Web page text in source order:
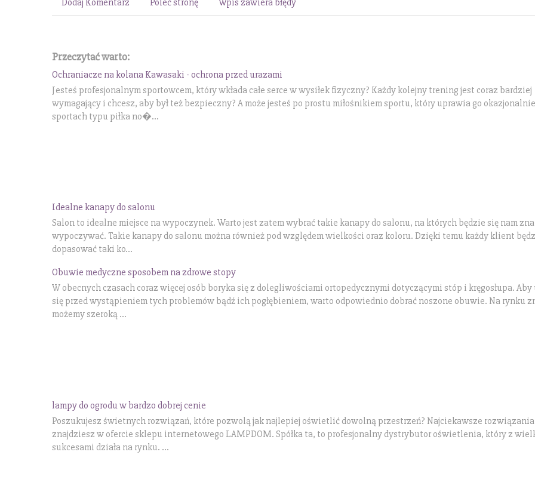
Dodaj Komentarz Poleć stronę Wpis zawiera błędy
Przeczytać warto:
Ochraniacze na kolana Kawasaki - ochrona przed urazami
Jesteś profesjonalnym sportowcem, który wkłada całe serce w wysiłek fizyczny? Każdy kolejny trening jest coraz bardziej
wymagający i chcesz, aby był też bezpieczny? A może jesteś po prostu miłośnikiem sportu, który uprawia go
sportach typu piłka no�...
Idealne kanapy do salonu
Salon to idealne miejsce na wypoczynek. Warto jest zatem wybrać takie kanapy do salonu, na których będzie się nam
wypoczywać. Takie kanapy do salonu można również pod względem wielkości oraz koloru. Dzięki temu każdy klient
dopasować taki ko...
Obuwie medyczne sposobem na zdrowe stopy
W obecnych czasach coraz więcej osób boryka się z dolegliwościami ortopedycznymi dotyczącymi stóp i kręgosłupa.
się przed wystąpieniem tych problemów bądź ich pogłębieniem, warto odpowiednio dobrać noszone obuwie. Na rynku
możemy szeroką ...
lampy do ogrodu w bardzo dobrej cenie
Poszukujesz świetnych rozwiązań, które pozwolą jak najlepiej oświetlić dowolną przestrzeń? Najciekawsze
znajdziesz w ofercie sklepu internetowego LAMPDOM. Spółka ta, to profesjonalny dystrybutor oświetlenia, który z
sukcesami działa na rynku. ...